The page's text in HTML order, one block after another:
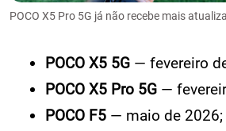
POCO X5 Pro 5G já não recebe mais
POCO X5 5G — fevereiro
POCO X5 Pro 5G —
POCO F5 — maio de 2026;